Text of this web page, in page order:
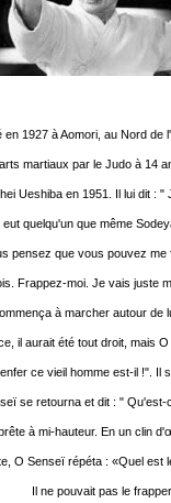
en 1927 à Aomori, au Nord de
martiaux par le Judo à 14
Ueshiba en 1951. Il lui dit :
quelqu'un que même
pensez que vous pouvez
Frappez-moi. Je vais juste
à marcher autour de
il aurait été tout droit, mais
ce vieil homme est-il !". Il
se retourna et dit : " Qu'est-
à mi-hauteur. En un clin
O Senseï répéta : «Quel est
Il ne pouvait pas le frapper.